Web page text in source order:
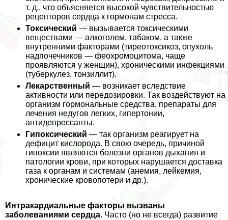
т. д., что объясняется высокой чувствительностью
рецепторов сердца к гормонам стресса.
Токсический — вызывается токсическими
веществами — алкоголем, табаком, а также
внутренними факторами (тиреотоксикоз, опухоль
надпочечников — феохромоцитома, чаще
проявляются у женщин), хроническими инфекциями
(туберкулез, тонзиллит).
Лекарственный — возникает вследствие
активности или передозировки. Так воздействуют на
организм гормональные средства, препараты для
лечения недугов легких, гипертонии,
антидепрессанты.
Гипоксический — так организм реагирует на
дефицит кислорода. В свою очередь, причиной
гипоксии являются болезни органов дыхания и
патологии крови, при которых нарушается доставка
газа к органам и системам (анемия, лейкемия,
хронические кровопотери и др.).
Интpaкардиальные факторы вызваны
заболеваниями сердца. Часто (но не всегда) развитие